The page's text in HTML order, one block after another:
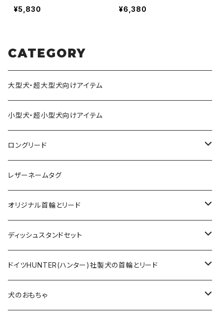
【受注製作】LOVE&PEACE
&DOGSオリジナル
¥5,830
【受注製作】LOVE&PEACE
&DOGSオリジナル
¥6,380
CATEGORY
大型犬・超大型犬向けアイテム
小型犬・超小型犬向けアイテム
ロングリード
オリジナル軽量ロングリード
オリジナルロングリード
レザーネームタグ
オリジナル首輪とリード
ロープとヌメ革の首輪とリード
ヌメ革の首輪とリード
アニリンレザーの首輪とリード
ディッシュスタンドセット
無垢の木とステンレスのディッシュスタンドセット
超小型犬〜中型犬サイズ
無垢の木と陶器のディッシュスタンドセット
ドイツHUNTER(ハンター)社製犬の首輪とリード
HUNTER(ハンター）社製首輪
犬のおもちゃ